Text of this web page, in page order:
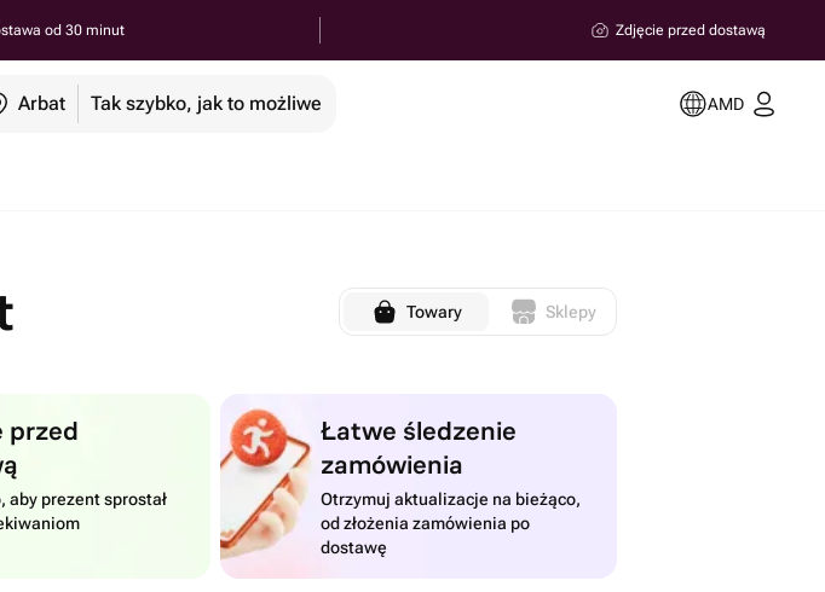
od 30 minut Zdjęcie przed dostawą
Arbat Tak szybko, jak to możliwe AMD
Towary Sklepy
aby prezent sprostał
Łatwe śledzenie
zamówienia
Otrzymuj aktualizacje na bieżąco,
od złożenia zamówienia po
dostawę